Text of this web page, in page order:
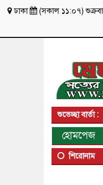
ঢাকা (সকাল ১১:০৭)
শুভেচ্ছা বার্তা :
হোমপেজ
শিরোনাম